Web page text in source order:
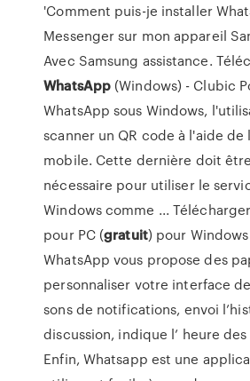
'Comment puis-je installer
Messenger sur mon appareil
Avec Samsung assistance.
WhatsApp (Windows) - Clubic
WhatsApp sous Windows,
scanner un QR code à l'aide
mobile. Cette dernière doit
nécessaire pour utiliser le
Windows comme ...
pour PC (gratuit) pour
WhatsApp vous propose des
personnaliser votre interface
sons de notifications, envoi
discussion, indique l’ heure des
Enfin, Whatsapp est une